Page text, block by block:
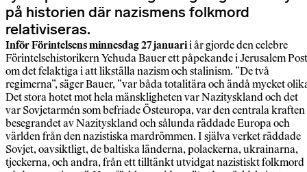
på historien där nazismens folkmord
relativiseras.
Inför Förintelsens minnesdag 27 januarii år gjorde den celebre
Förintelsehistorikern Yehuda Bauer ett påpekande i Jerusalem Post
om det felaktiga i att likställa nazism och stalinism. ”De två
regimerna”, säger Bauer, ”var båda totalitära och ändå mycket
Det stora hotet mot hela mänskligheten var Nazityskland och det
var Sovjetarmén som befriade Östeuropa, var den centrala kraften
besegrandet av Nazityskland och sålunda räddade Europa och
världen från den nazistiska mardrömmen. I själva verket räddade
Sovjet, oavsiktligt, de baltiska länderna, polackerna, ukrainarna,
tjeckerna, och andra, från ett tilltänkt utvidgat nazistiskt folkmord